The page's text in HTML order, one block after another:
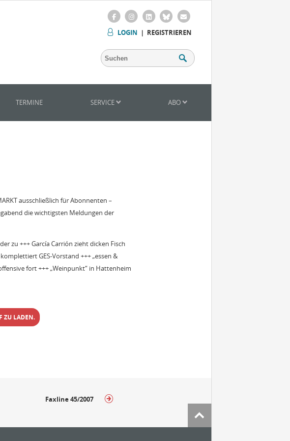
LOGIN | REGISTRIEREN
TERMINE SERVICE ABO
ausschließlich für Abonnenten –
die wichtigsten Meldungen der
zu +++ García Carrión zieht dicken Fisch
GES-Vorstand +++ „essen &
fort +++ „Weinpunkt“ in Hattenheim
ZU LADEN.
Faxline 45/2007